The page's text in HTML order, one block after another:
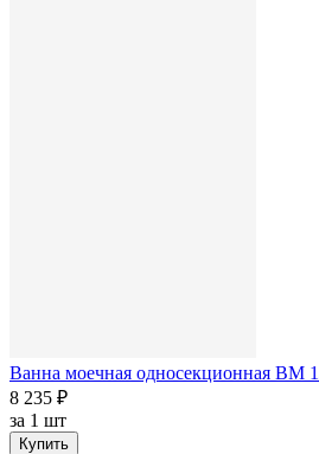
Ванна моечная односекционная ВМ
8 235 ₽
за 1 шт
Купить